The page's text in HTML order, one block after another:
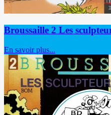
Broussaille 2 Les
En savoir plus...